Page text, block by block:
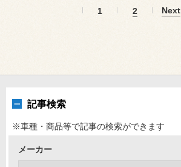
1 2 Next
記事検索
※車種・商品等で記事の検索ができます
メーカー